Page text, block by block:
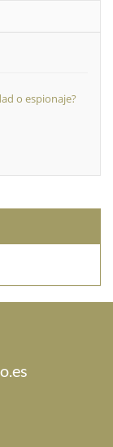
o espionaje?